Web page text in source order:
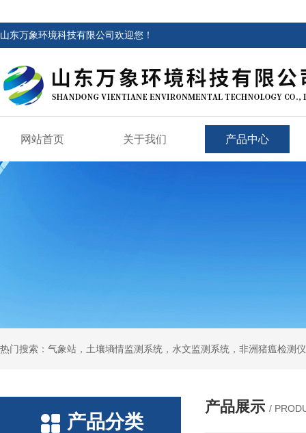
山东万象环境科技有限公司欢迎您！
网站首页 关于我们 产品中心
热门搜索：气象站，土壤墒情监测系统，水文监测系统，非洲猪瘟检测
产品分类
产品展示 /